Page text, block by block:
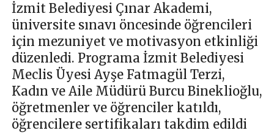
İzmit Belediyesi Çınar Akademi,
üniversite sınavı öncesinde öğrencileri
için mezuniyet ve motivasyon etkinliği
düzenledi. Programa İzmit Belediyesi
Meclis Üyesi Ayşe Fatmagül Terzi,
Kadın ve Aile Müdürü Burcu Bineklioğlu,
öğretmenler ve öğrenciler katıldı,
öğrencilere sertifikaları takdim edildi